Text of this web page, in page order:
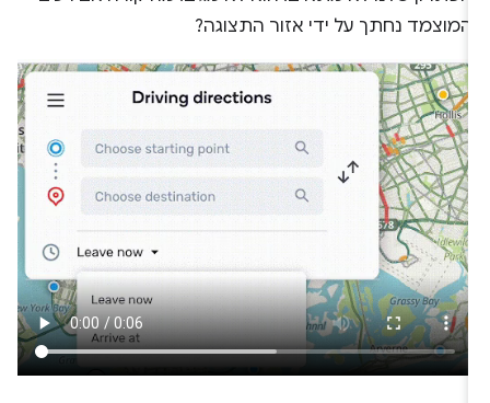
המוצמד נחתך על ידי אזור התצוגה?